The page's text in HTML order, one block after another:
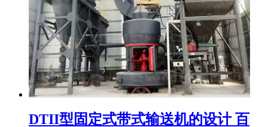
DTII型固定式带式输送机的设计 百